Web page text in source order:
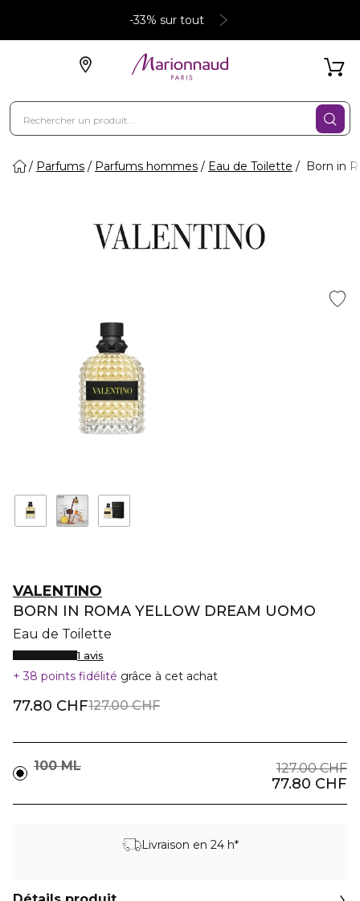
-33% sur tout
Parfums Parfums hommes Eau de Toilette Born in
VALENTINO
BORN IN ROMA YELLOW DREAM UOMO
Eau de Toilette
1 avis
38 points fidélité grâce à cet achat
77.80 CHF127.00 CHF
100 ML 127.00 CHF
77.80 CHF
Livraison en 24 h*